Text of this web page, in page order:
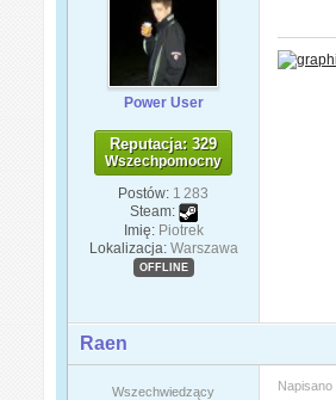
Power User
Reputacja: 329
Wszechpomocny
Postów: 1 283
Steam:
Imię: Piotrek
Lokalizacja: Warszawa
OFFLINE
Raen
Wszechwiedzący Napisano